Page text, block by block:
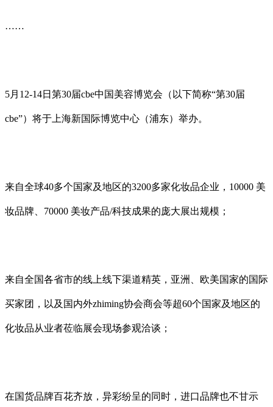
……
5月12-14日第30届cbe中国美容博览会（以下简称“第30届
cbe”）将于上海新国际博览中心（浦东）举办。
来自全球40多个国家及地区的3200多家化妆品企业，10000 美
妆品牌、70000 美妆产品/科技成果的庞大展出规模；
来自全国各省市的线上线下渠道精英，亚洲、欧美国家的国际
买家团，以及国内外zhiming协会商会等超60个国家及地区的
化妆品从业者莅临展会现场参观洽谈；
在国货品牌百花齐放，异彩纷呈的同时，进口品牌也不甘示